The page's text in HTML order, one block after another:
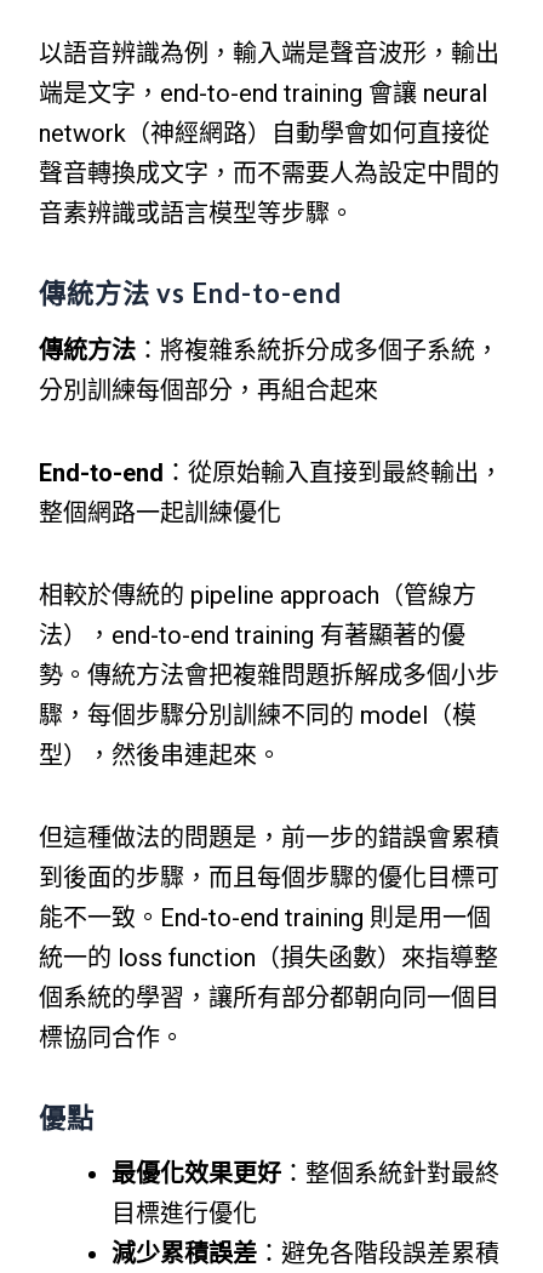
以語音辨識為例，輸入端是聲音波形，輸出
端是文字，end-to-end training 會讓 neural
network（神經網路）自動學會如何直接從
聲音轉換成文字，而不需要人為設定中間的
音素辨識或語言模型等步驟。
傳統方法 vs End-to-end
傳統方法 ：將複雜系統拆分成多個子系統，
分別訓練每個部分，再組合起來
End-to-end ：從原始輸入直接到最終輸出，
整個網路一起訓練優化
相較於傳統的 pipeline approach（管線方
法），end-to-end training 有著顯著的優
勢。傳統方法會把複雜問題拆解成多個小步
驟，每個步驟分別訓練不同的 model（模
型），然後串連起來。
但這種做法的問題是，前一步的錯誤會累積
到後面的步驟，而且每個步驟的優化目標可
能不一致。End-to-end training 則是用一個
統一的 loss function（損失函數）來指導整
個系統的學習，讓所有部分都朝向同一個目
標協同合作。
優點
最優化效果更好 ：整個系統針對最終
目標進行優化
減少累積誤差 ：避免各階段誤差累積